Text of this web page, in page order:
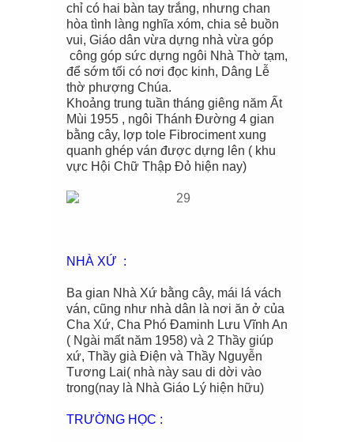
chỉ có hai bàn tay trắng, nhưng chan
hòa tình làng nghĩa xóm, chia sẻ buồn
vui, Giáo dân vừa dựng nhà vừa góp
công góp sức dựng ngôi Nhà Thờ tạm,
để sớm tối có nơi đọc kinh, Dâng Lễ
thờ phượng Chúa.
Khoảng trung tuần tháng giêng năm Ất
Mùi 1955 , ngôi Thánh Đường 4 gian
bằng cây, lợp tole Fibrociment xung
quanh ghép ván được dựng lên ( khu
vực Hội Chữ Thập Đỏ hiện nay)
NHÀ XỨ :
Ba gian Nhà Xứ bằng cây, mái lá vách
ván, cũng như nhà dân là nơi ăn ở của
Cha Xứ, Cha Phó Đaminh Lưu Vĩnh An
( Ngài mất năm 1958) và 2 Thầy giúp
xứ, Thầy già Điện và Thầy Nguyễn
Tương Lai( nhà này sau di dời vào
trong(nay là Nhà Giáo Lý hiện hữu)
TRƯỜNG HỌC :